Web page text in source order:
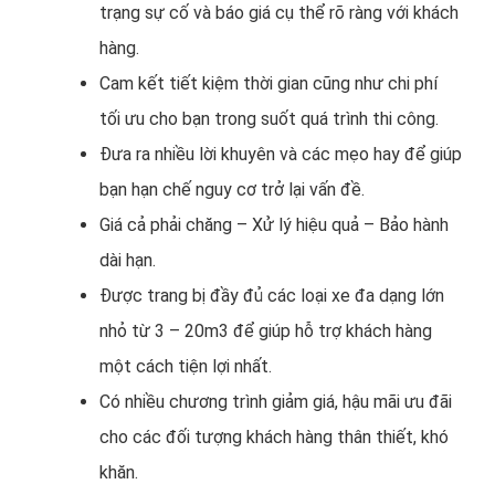
trạng sự cố và báo giá cụ thể rõ ràng với khách
hàng.
Cam kết tiết kiệm thời gian cũng như chi phí
tối ưu cho bạn trong suốt quá trình thi công.
Đưa ra nhiều lời khuyên và các mẹo hay để giúp
bạn hạn chế nguy cơ trở lại vấn đề.
Giá cả phải chăng – Xử lý hiệu quả – Bảo hành
dài hạn.
Được trang bị đầy đủ các loại xe đa dạng lớn
nhỏ từ 3 – 20m3 để giúp hỗ trợ khách hàng
một cách tiện lợi nhất.
Có nhiều chương trình giảm giá, hậu mãi ưu đãi
cho các đối tượng khách hàng thân thiết, khó
khăn.